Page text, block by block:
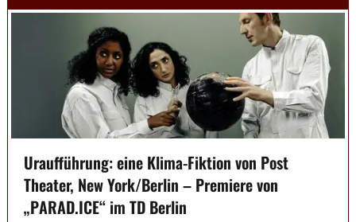
Uraufführung: eine Klima-Fiktion von Post
Theater, New York/Berlin – Premiere von
„PARAD.ICE“ im TD Berlin